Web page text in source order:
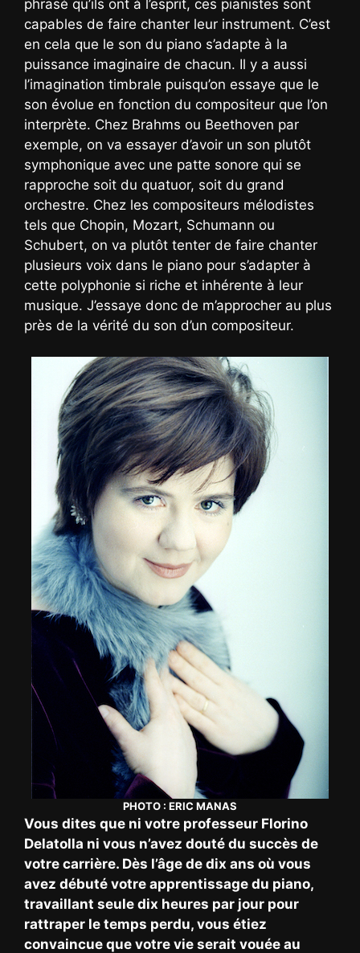
phrasé qu’ils ont à l’esprit, ces pianistes sont
capables de faire chanter leur instrument. C’est
en cela que le son du piano s’adapte à la
puissance imaginaire de chacun. Il y a aussi
l’imagination timbrale puisqu’on essaye que le
son évolue en fonction du compositeur que l’on
interprète. Chez Brahms ou Beethoven par
exemple, on va essayer d’avoir un son plutôt
symphonique avec une patte sonore qui se
rapproche soit du quatuor, soit du grand
orchestre. Chez les compositeurs mélodistes
tels que Chopin, Mozart, Schumann ou
Schubert, on va plutôt tenter de faire chanter
plusieurs voix dans le piano pour s’adapter à
cette polyphonie si riche et inhérente à leur
musique. J’essaye donc de m’approcher au plus
près de la vérité du son d’un compositeur.
PHOTO : ERIC MANAS
Vous dites que ni votre professeur Florino
Delatolla ni vous n’avez douté du succès de
votre carrière. Dès l’âge de dix ans où vous
avez débuté votre apprentissage du piano,
travaillant seule dix heures par jour pour
rattraper le temps perdu, vous étiez
convaincue que votre vie serait vouée au